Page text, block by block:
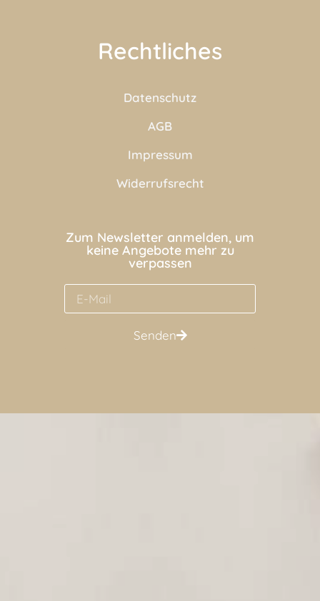
Rechtliches
Datenschutz
AGB
Impressum
Widerrufsrecht
Zum Newsletter anmelden, um
keine Angebote mehr zu
verpassen
Senden